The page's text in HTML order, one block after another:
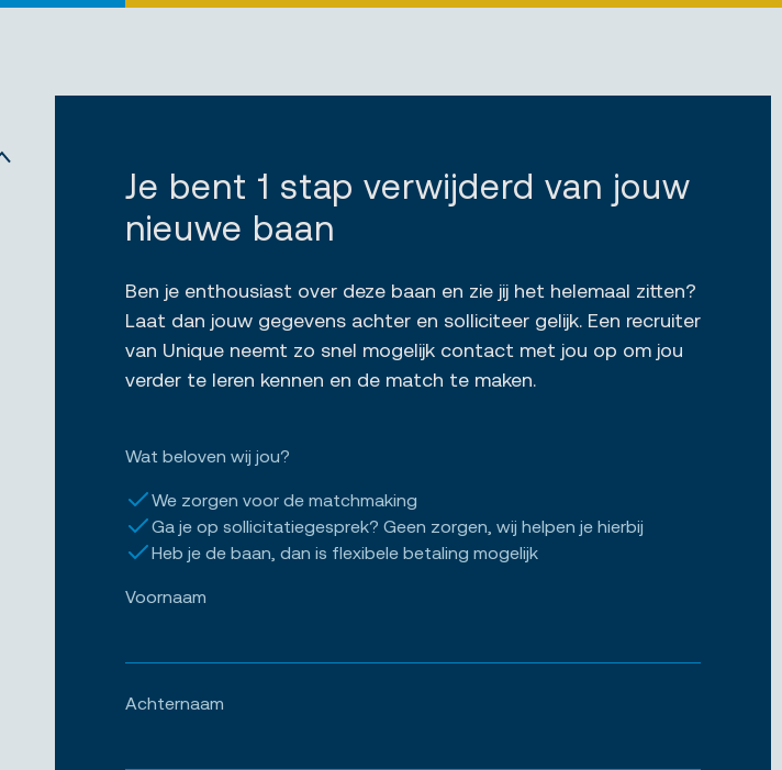
Je bent 1 stap verwijderd van jouw
nieuwe baan
Ben je enthousiast over deze baan en zie jij het helemaal zitten?
Laat dan jouw gegevens achter en solliciteer gelijk. Een recruiter
van Unique neemt zo snel mogelijk contact met jou op om jou
verder te leren kennen en de match te maken.
Wat beloven wij jou?
We zorgen voor de matchmaking
Ga je op sollicitatiegesprek? Geen zorgen, wij helpen je hierbij
Heb je de baan, dan is flexibele betaling mogelijk
Voornaam
Achternaam